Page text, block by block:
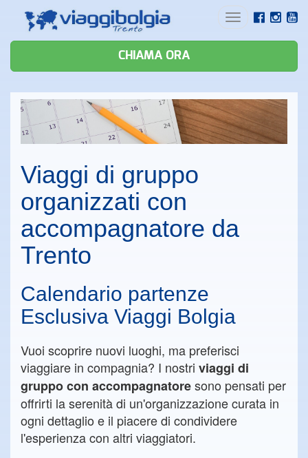
Toggle
CHIAMA ORA
Viaggi di gruppo
organizzati con
accompagnatore da
Trento
Calendario partenze
Esclusiva Viaggi Bolgia
Vuoi scoprire nuovi luoghi, ma preferisci
viaggiare in compagnia? I nostri viaggi di
gruppo con accompagnatoresono pensati per
offrirti la serenità di un'organizzazione curata in
ogni dettaglio e il piacere di condividere
l'esperienza con altri viaggiatori.